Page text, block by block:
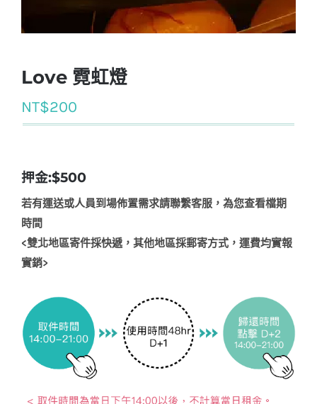
Love 霓虹燈
NT$200
押金:$500
若有運送或人員到場佈置需求請聯繫客服，為您查看檔期
時間
<雙北地區寄件採快遞，其他地區採郵寄方式，運費均實報
實銷>